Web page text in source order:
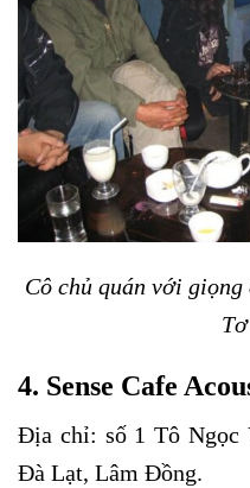
Cô chủ quán với
4. Sense Cafe
Địa chỉ: số 1 Tô Ngọc
Đà Lạt, Lâm Đồng.